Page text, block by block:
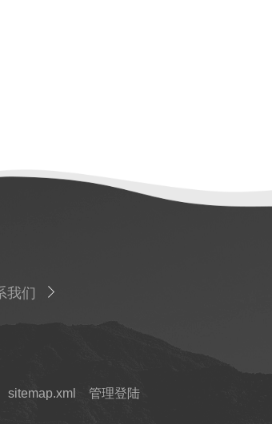
我们
sitemap.xml 管理登陆